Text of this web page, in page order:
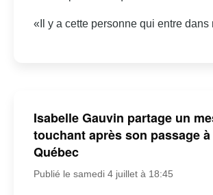
«Il y a cette personne qui entre dans
Isabelle Gauvin partage un
touchant après son passage
Québec
Publié le samedi 4 juillet à 18:45